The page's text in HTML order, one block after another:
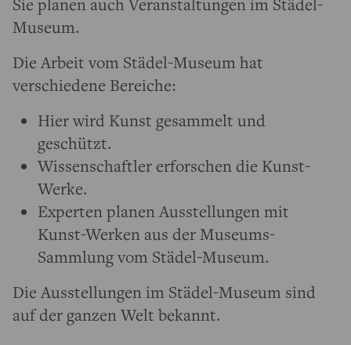
Museum.
Die Arbeit vom Städel-Museum hat
verschiedene Bereiche:
Hier wird Kunst gesammelt und
geschützt.
Wissenschaftler erforschen die Kunst-
Werke.
Experten planen Ausstellungen mit
Kunst-Werken aus der Museums-
Sammlung vom Städel-Museum.
Die Ausstellungen im Städel-Museum sind
auf der ganzen Welt bekannt.